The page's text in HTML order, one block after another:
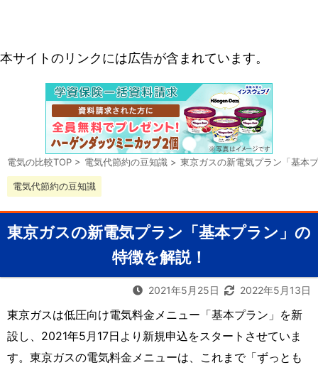
本サイトのリンクには広告が含まれています。
電気の比較TOP > 電気代節約の豆知識 > 東京ガスの新電気プラン「基本
電気代節約の豆知識
東京ガスの新電気プラン「基本プラン」の
特徴を解説！
2021年5月25日 2022年5月13日
東京ガスは低圧向け電気料金メニュー「基本プラン」を新
設し、2021年5月17日より新規申込をスタートさせていま
す。東京ガスの電気料金メニューは、これまで「ずっとも